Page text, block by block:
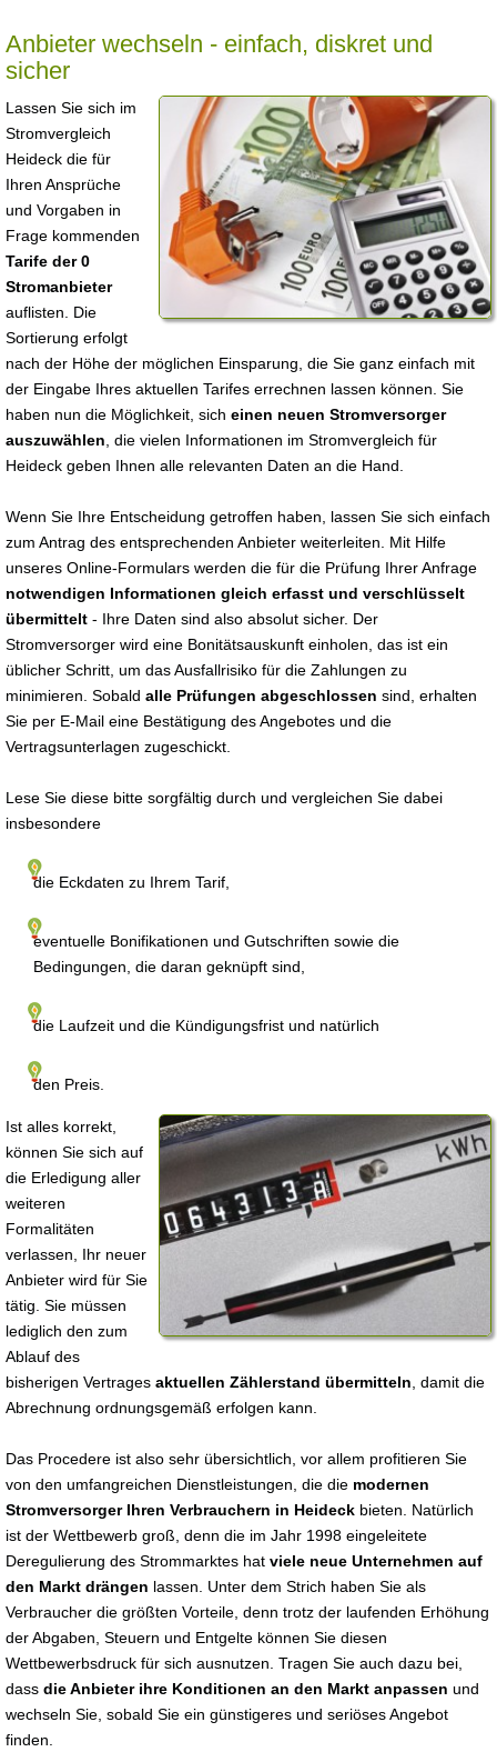
Anbieter wechseln - einfach, diskret und
sicher
Lassen Sie sich im
Stromvergleich
Heideck die für
Ihren Ansprüche
und Vorgaben in
Frage kommenden
Tarife der 0
Stromanbieter
auflisten. Die
Sortierung erfolgt
nach der Höhe der möglichen Einsparung, die Sie ganz einfach mit
der Eingabe Ihres aktuellen Tarifes errechnen lassen können. Sie
haben nun die Möglichkeit, sich einen neuen Stromversorger
auszuwählen , die vielen Informationen im Stromvergleich für
Heideck geben Ihnen alle relevanten Daten an die Hand.
Wenn Sie Ihre Entscheidung getroffen haben, lassen Sie sich einfach
zum Antrag des entsprechenden Anbieter weiterleiten. Mit Hilfe
unseres Online-Formulars werden die für die Prüfung Ihrer Anfrage
notwendigen Informationen gleich erfasst und verschlüsselt
übermittelt - Ihre Daten sind also absolut sicher. Der
Stromversorger wird eine Bonitätsauskunft einholen, das ist ein
üblicher Schritt, um das Ausfallrisiko für die Zahlungen zu
minimieren. Sobald alle Prüfungen abgeschlossen sind, erhalten
Sie per E-Mail eine Bestätigung des Angebotes und die
Vertragsunterlagen zugeschickt.
Lese Sie diese bitte sorgfältig durch und vergleichen Sie dabei
insbesondere
die Eckdaten zu Ihrem Tarif,
eventuelle Bonifikationen und Gutschriften sowie die
Bedingungen, die daran geknüpft sind,
die Laufzeit und die Kündigungsfrist und natürlich
den Preis.
Ist alles korrekt,
können Sie sich auf
die Erledigung aller
weiteren
Formalitäten
verlassen, Ihr neuer
Anbieter wird für Sie
tätig. Sie müssen
lediglich den zum
Ablauf des
bisherigen Vertrages aktuellen Zählerstand übermitteln , damit die
Abrechnung ordnungsgemäß erfolgen kann.
Das Procedere ist also sehr übersichtlich, vor allem profitieren Sie
von den umfangreichen Dienstleistungen, die die modernen
Stromversorger Ihren Verbrauchern in Heideck bieten. Natürlich
ist der Wettbewerb groß, denn die im Jahr 1998 eingeleitete
Deregulierung des Strommarktes hat viele neue Unternehmen auf
den Markt drängen lassen. Unter dem Strich haben Sie als
Verbraucher die größten Vorteile, denn trotz der laufenden Erhöhung
der Abgaben, Steuern und Entgelte können Sie diesen
Wettbewerbsdruck für sich ausnutzen. Tragen Sie auch dazu bei,
dass die Anbieter ihre Konditionen an den Markt anpassen und
wechseln Sie, sobald Sie ein günstigeres und seriöses Angebot
finden.